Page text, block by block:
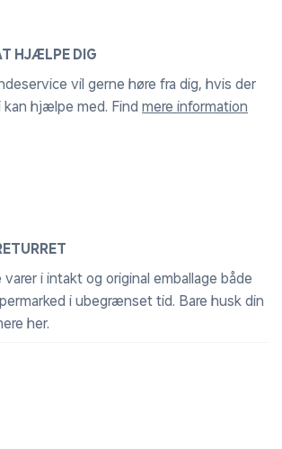
HJÆLPE DIG
vil gerne høre fra dig, hvis der
hjælpe med. Find mere information
i intakt og original emballage både
i ubegrænset tid. Bare husk din
her.